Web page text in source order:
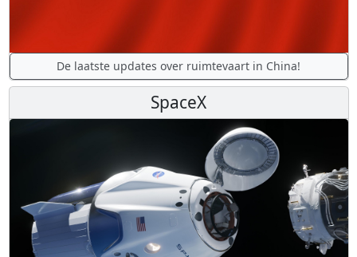
De laatste updates over ruimtevaart in China!
SpaceX